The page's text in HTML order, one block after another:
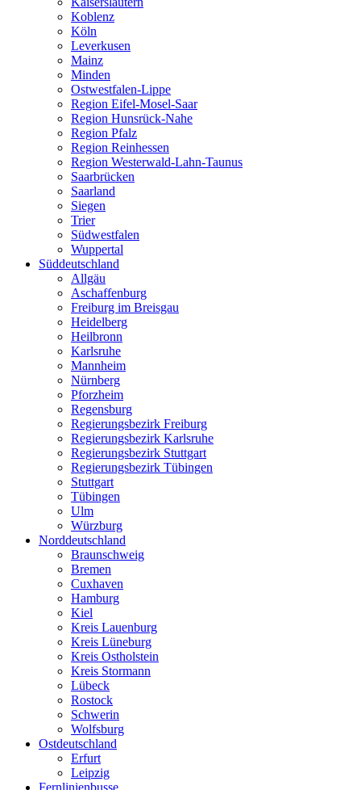
Koblenz
Köln
Leverkusen
Mainz
Minden
Ostwestfalen-Lippe
Region Eifel-Mosel-Saar
Region Hunsrück-Nahe
Region Pfalz
Region Reinhessen
Region Westerwald-Lahn-Taunus
Saarbrücken
Saarland
Siegen
Trier
Südwestfalen
Wuppertal
Süddeutschland
Allgäu
Aschaffenburg
Freiburg im Breisgau
Heidelberg
Heilbronn
Karlsruhe
Mannheim
Nürnberg
Pforzheim
Regensburg
Regierungsbezirk Freiburg
Regierungsbezirk Karlsruhe
Regierungsbezirk Stuttgart
Regierungsbezirk Tübingen
Stuttgart
Tübingen
Ulm
Würzburg
Norddeutschland
Braunschweig
Bremen
Cuxhaven
Hamburg
Kiel
Kreis Lauenburg
Kreis Lüneburg
Kreis Ostholstein
Kreis Stormann
Lübeck
Rostock
Schwerin
Wolfsburg
Ostdeutschland
Erfurt
Leipzig
Fernlinienbusse